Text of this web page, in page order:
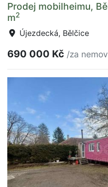
Prodej mobilheimu,
m2
Újezdecká, Bělčice
690 000 Kč /za